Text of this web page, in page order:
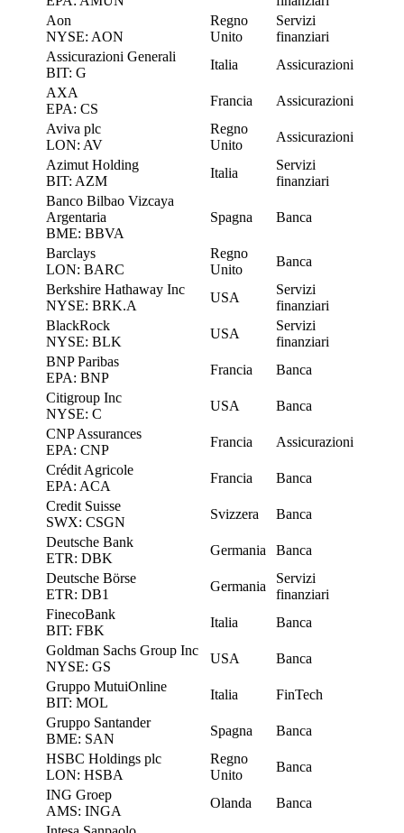
Aon
NYSE: AON
Regno
Unito
Servizi
finanziari
Assicurazioni Generali
BIT: G
Italia
Assicurazioni
AXA
EPA: CS
Francia
Assicurazioni
Aviva plc
LON: AV
Regno
Unito
Assicurazioni
Azimut Holding
BIT: AZM
Italia
Servizi
finanziari
Banco Bilbao Vizcaya
Argentaria
BME: BBVA
Spagna Banca
Barclays
LON: BARC
Regno
Unito
Banca
Berkshire Hathaway Inc
NYSE: BRK.A
USA
Servizi
finanziari
BlackRock
NYSE: BLK
USA
Servizi
finanziari
BNP Paribas
EPA: BNP
Francia
Banca
Citigroup Inc
NYSE: C
USA
Banca
CNP Assurances
EPA: CNP
Francia
Assicurazioni
Crédit Agricole
EPA: ACA
Francia
Banca
Credit Suisse
SWX: CSGN
Svizzera
Banca
Deutsche Bank
ETR: DBK
Germania
Banca
Deutsche Börse
ETR: DB1
Germania
Servizi
finanziari
FinecoBank
BIT: FBK
Italia
Banca
Goldman Sachs Group Inc
NYSE: GS
USA
Banca
Gruppo MutuiOnline
BIT: MOL
Italia
FinTech
Gruppo Santander
BME: SAN
Spagna
Banca
HSBC Holdings plc
LON: HSBA
Regno
Unito
Banca
ING Groep
AMS: INGA
Olanda
Banca